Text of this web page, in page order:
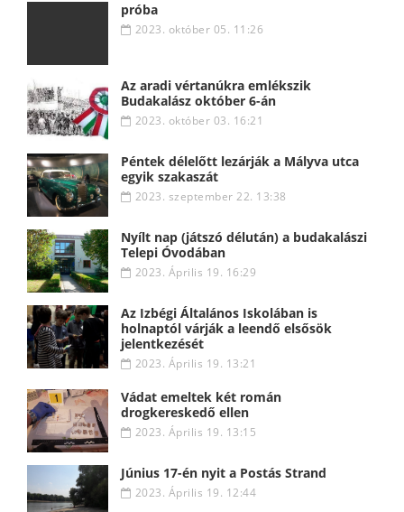
próba
2023. október 05. 11:26
Az aradi vértanúkra emlékszik
Budakalász október 6-án
2023. október 03. 16:21
Péntek délelőtt lezárják a Mályva utca
egyik szakaszát
2023. szeptember 22. 13:38
Nyílt nap (játszó délután) a budakalászi
Telepi Óvodában
2023. Április 19. 16:29
Az Izbégi Általános Iskolában is
holnaptól várják a leendő elsősök
jelentkezését
2023. Április 19. 13:21
Vádat emeltek két román
drogkereskedő ellen
2023. Április 19. 13:15
Június 17-én nyit a Postás Strand
2023. Április 19. 12:44